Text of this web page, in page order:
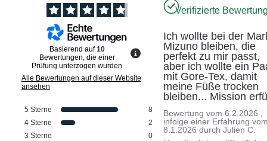
Basierend auf10
Bewertungen, die einer
Prüfung unterzogen wurden
Alle Bewertungen auf dieser Website
ansehen
5 Sterne
8
4 Sterne
2
3 Sterne 0
Verifizierte
Ich wollte bei der
Mizuno bleiben, die
perfekt zu mir passt,
aber ich wollte ein
mit Gore-Tex, damit
meine Füße trocken
bleiben... Mission
Bewertung vom6.2.2026
infolge einer Erfahrung
8.1.2026 durchJulien C.